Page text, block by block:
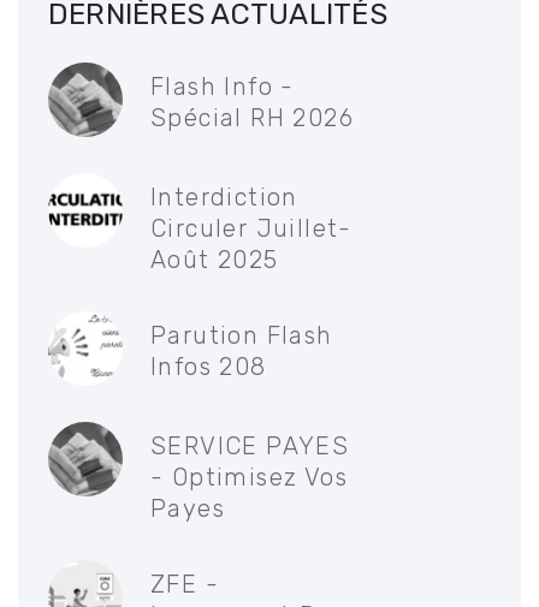
DERNIÈRES ACTUALITÉS
Flash Info -
Spécial RH 2026
Interdiction
Circuler Juillet-
Août 2025
Parution Flash
Infos 208
SERVICE PAYES
- Optimisez Vos
Payes
ZFE -